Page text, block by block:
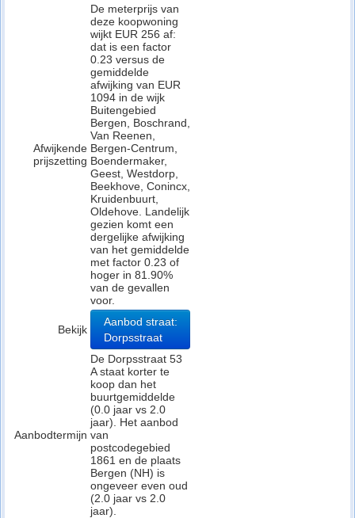
Afwijkende
prijszetting
De meterprijs van
deze koopwoning
wijkt EUR 256 af:
dat is een factor
0.23 versus de
gemiddelde
afwijking van EUR
1094 in de wijk
Buitengebied
Bergen, Boschrand,
Van Reenen,
Bergen-Centrum,
Boendermaker,
Geest, Westdorp,
Beekhove, Conincx,
Kruidenbuurt,
Oldehove. Landelijk
gezien komt een
dergelijke afwijking
van het gemiddelde
met factor 0.23 of
hoger in 81.90%
van de gevallen
voor.
Bekijk
Aanbod straat:
Dorpsstraat
Aanbodtermijn
De Dorpsstraat 53
A staat korter te
koop dan het
buurtgemiddelde
(0.0 jaar vs 2.0
jaar). Het aanbod
van
postcodegebied
1861 en de plaats
Bergen (NH) is
ongeveer even oud
(2.0 jaar vs 2.0
jaar).